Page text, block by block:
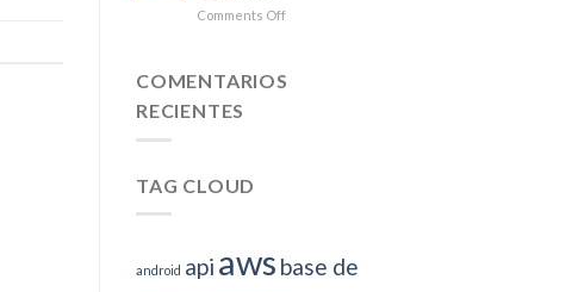
Comments Offon
REST
COMENTARIOS
RECIENTES
TAG CLOUD
android api aws base de